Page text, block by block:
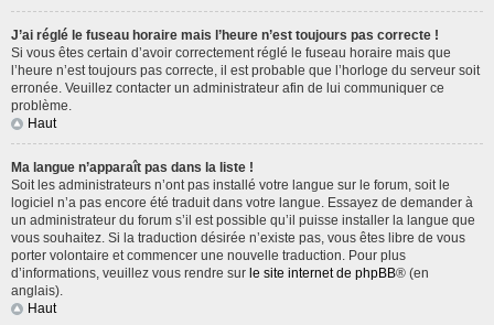
J’ai réglé le fuseau horaire mais l’heure n’est toujours pas correcte !
Si vous êtes certain d’avoir correctement réglé le fuseau horaire mais que
l’heure n’est toujours pas correcte, il est probable que l’horloge du serveur soit
erronée. Veuillez contacter un administrateur afin de lui communiquer ce
problème.
Haut
Ma langue n’apparaît pas dans la liste !
Soit les administrateurs n’ont pas installé votre langue sur le forum, soit le
logiciel n’a pas encore été traduit dans votre langue. Essayez de demander à
un administrateur du forum s’il est possible qu’il puisse installer la langue que
vous souhaitez. Si la traduction désirée n’existe pas, vous êtes libre de vous
porter volontaire et commencer une nouvelle traduction. Pour plus
d’informations, veuillez vous rendre sur le site internet de phpBB® (en
anglais).
Haut